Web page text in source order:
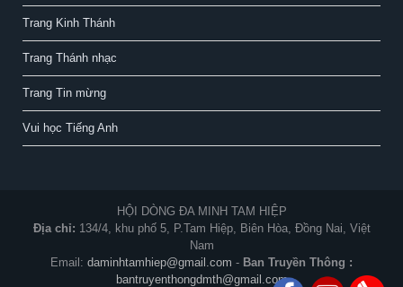
Trang Kinh Thánh
Trang Thánh nhạc
Trang Tin mừng
Vui học Tiếng Anh
HỘI DÒNG ĐA MINH TAM HIỆP
Địa chỉ: 134/4, khu phố 5, P.Tam Hiệp, Biên Hòa, Đồng Nai, Việt
Nam
Email: daminhtamhiep@gmail.com - Ban Truyền Thông :
bantruyenthongdmth@gmail.com